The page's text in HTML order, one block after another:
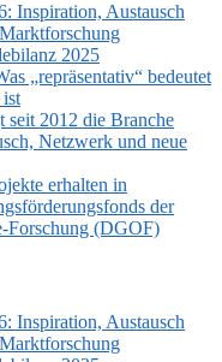
Inspiration, Austausch
2025
„repräsentativ“ bedeutet
seit 2012 die Branche
Netzwerk und neue
erhalten in
der
Forschung (DGOF)
Inspiration, Austausch